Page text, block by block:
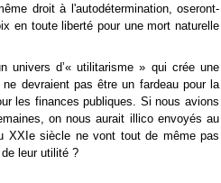
droit à l'autodétermination, oseront-
en toute liberté pour une mort naturelle
univers d’« utilitarisme » qui crée une
devraient pas être un fardeau pour la
les finances publiques. Si nous avions
on nous aurait illico envoyés au
XXIe siècle ne vont tout de même pas
leur utilité ?